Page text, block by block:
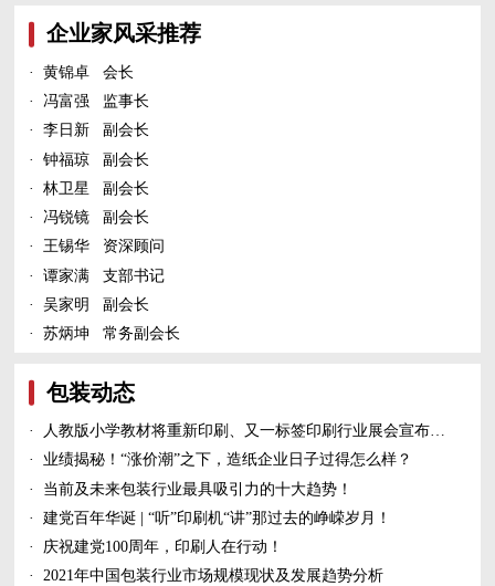
企业家风采推荐
·
黄锦卓 会长
·
冯富强 监事长
·
李日新 副会长
·
钟福琼 副会长
·
林卫星 副会长
·
冯锐镜 副会长
·
王锡华 资深顾问
·
谭家满 支部书记
·
吴家明 副会长
·
苏炳坤 常务副会长
包装动态
·
人教版小学教材将重新印刷、又一标签印刷行业展会宣布延期、5家造纸及包装印刷富豪上榜新财富500富人榜......
·
业绩揭秘！“涨价潮”之下，造纸企业日子过得怎么样？
·
当前及未来包装行业最具吸引力的十大趋势！
·
建党百年华诞 | “听”印刷机“讲”那过去的峥嵘岁月！
·
庆祝建党100周年，印刷人在行动！
·
2021年中国包装行业市场规模现状及发展趋势分析